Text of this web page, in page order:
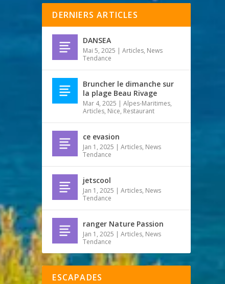
DERNIERS ARTICLES
DANSEA
Mai 5, 2025 |Articles, News
Tendance
Bruncher le dimanche sur
la plage Beau Rivage
Mar 4, 2025 |Alpes-Maritimes,
Articles, Nice, Restaurant
ce evasion
Jan 1, 2025 |Articles, News
Tendance
jetscool
Jan 1, 2025 |Articles, News
Tendance
ranger Nature Passion
Jan 1, 2025 |Articles, News
Tendance
ESCAPADES